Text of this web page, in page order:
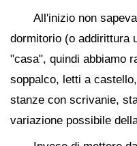
All'inizio non
dormitorio (o addirittura
"casa", quindi abbiamo
soppalco, letti a
stanze con scrivanie,
variazione possibile